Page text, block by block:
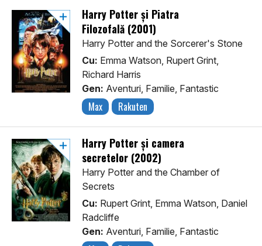
Harry Potter și Piatra
Filozofală (2001)
Harry Potter and the Sorcerer's Stone
Cu: Emma Watson, Rupert Grint,
Richard Harris
Gen: Aventuri, Familie, Fantastic
Max Rakuten
Harry Potter și camera
secretelor (2002)
Harry Potter and the Chamber of
Secrets
Cu: Rupert Grint, Emma Watson, Daniel
Radcliffe
Gen: Aventuri, Familie, Fantastic